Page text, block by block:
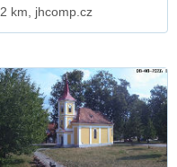
2 km, jhcomp.cz